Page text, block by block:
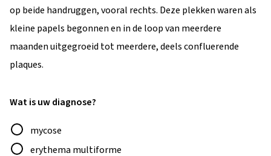
op beide handruggen, vooral rechts. Deze plekken waren als
kleine papels begonnen en in de loop van meerdere
maanden uitgegroeid tot meerdere, deels confluerende
plaques.
Wat is uw diagnose?
Antwoord
mycose
erythema multiforme